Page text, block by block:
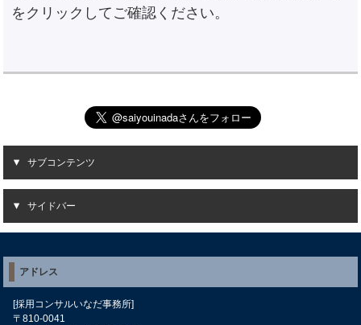
をクリックしてご確認ください。
サブコンテンツ
サイドバー
アドレス
[採用コンサルいなだ事務所]
〒810-0041